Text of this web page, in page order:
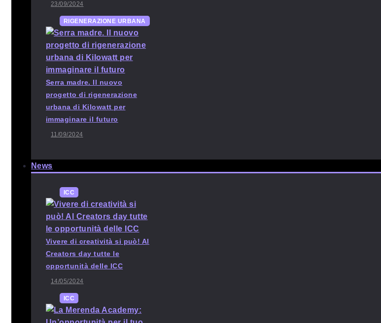
23/09/2024
RIGENERAZIONE URBANA
Serra madre. Il nuovo
progetto di rigenerazione
urbana di Kilowatt per
immaginare il futuro
11/09/2024
News
ICC
Vivere di creatività si può! Al
Creators day tutte le
opportunità delle ICC
14/05/2024
ICC